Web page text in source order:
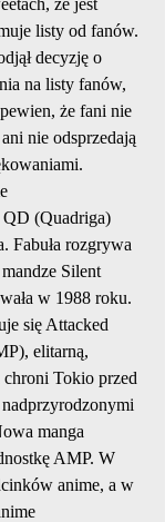
że jest
listy od fanów.
decyzję o
na listy fanów,
że fani nie
nie odsprzedają
(Quadriga)
Fabuła rozgrywa
Silent
w 1988 roku.
się Attacked
elitarną,
Tokio przed
manga
AMP. W
anime, a w